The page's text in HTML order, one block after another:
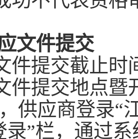
文件提交
件提交截止时
件提交地点暨
供应商登录“
录”栏，通过